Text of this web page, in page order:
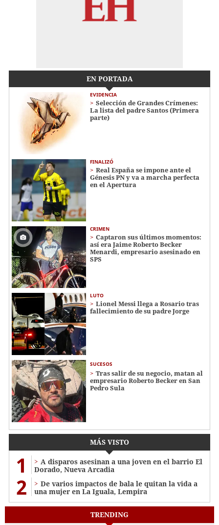
EN PORTADA
EVIDENCIA
Selección de Grandes Crímenes:
La lista del padre Santos (Primera
parte)
FINALIZÓ
Real España se impone ante el
Génesis PN y va a marcha perfecta
en el Apertura
CRIMEN
Captaron sus últimos momentos:
así era Jaime Roberto Becker
Menardi​​​, empresario asesinado en
SPS
LUTO
Lionel Messi llega a Rosario tras
fallecimiento de su padre Jorge
SUCESOS
Tras salir de su negocio, matan al
empresario Roberto Becker en San
Pedro Sula
MÁS VISTO
1
A disparos asesinan a una joven en el barrio El
Dorado, Nueva Arcadia
2
De varios impactos de bala le quitan la vida a
una mujer en La Iguala, Lempira
TRENDING